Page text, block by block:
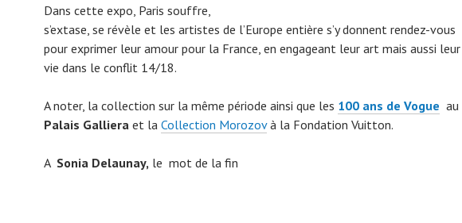
Dans cette expo, Paris souffre,
s’extase, se révèle et les artistes de l’Europe entière s’y donnent rendez-vous
pour exprimer leur amour pour la France, en engageant leur art mais aussi leur
vie dans le conflit 14/18.
A noter, la collection sur la même période ainsi que les 100 ans de Vogue au
Palais Galliera et la Collection Morozovà la Fondation Vuitton.
A Sonia Delaunay, le mot de la fin